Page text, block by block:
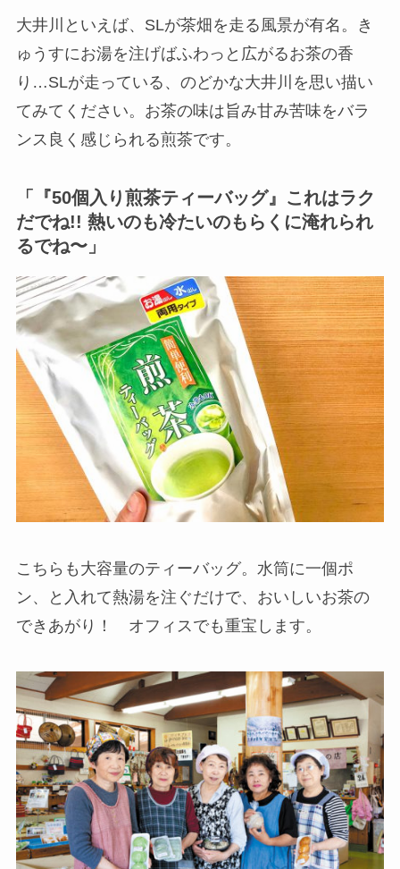
大井川といえば、SLが茶畑を走る風景が有名。き
ゅうすにお湯を注げばふわっと広がるお茶の香
り…SLが走っている、のどかな大井川を思い描い
てみてください。お茶の味は旨み甘み苦味をバラ
ンス良く感じられる煎茶です。
「『50個入り煎茶ティーバッグ』これはラク
だでね!! 熱いのも冷たいのもらくに淹れられ
るでね〜」
こちらも大容量のティーバッグ。水筒に一個ポ
ン、と入れて熱湯を注ぐだけで、おいしいお茶の
できあがり！ オフィスでも重宝します。